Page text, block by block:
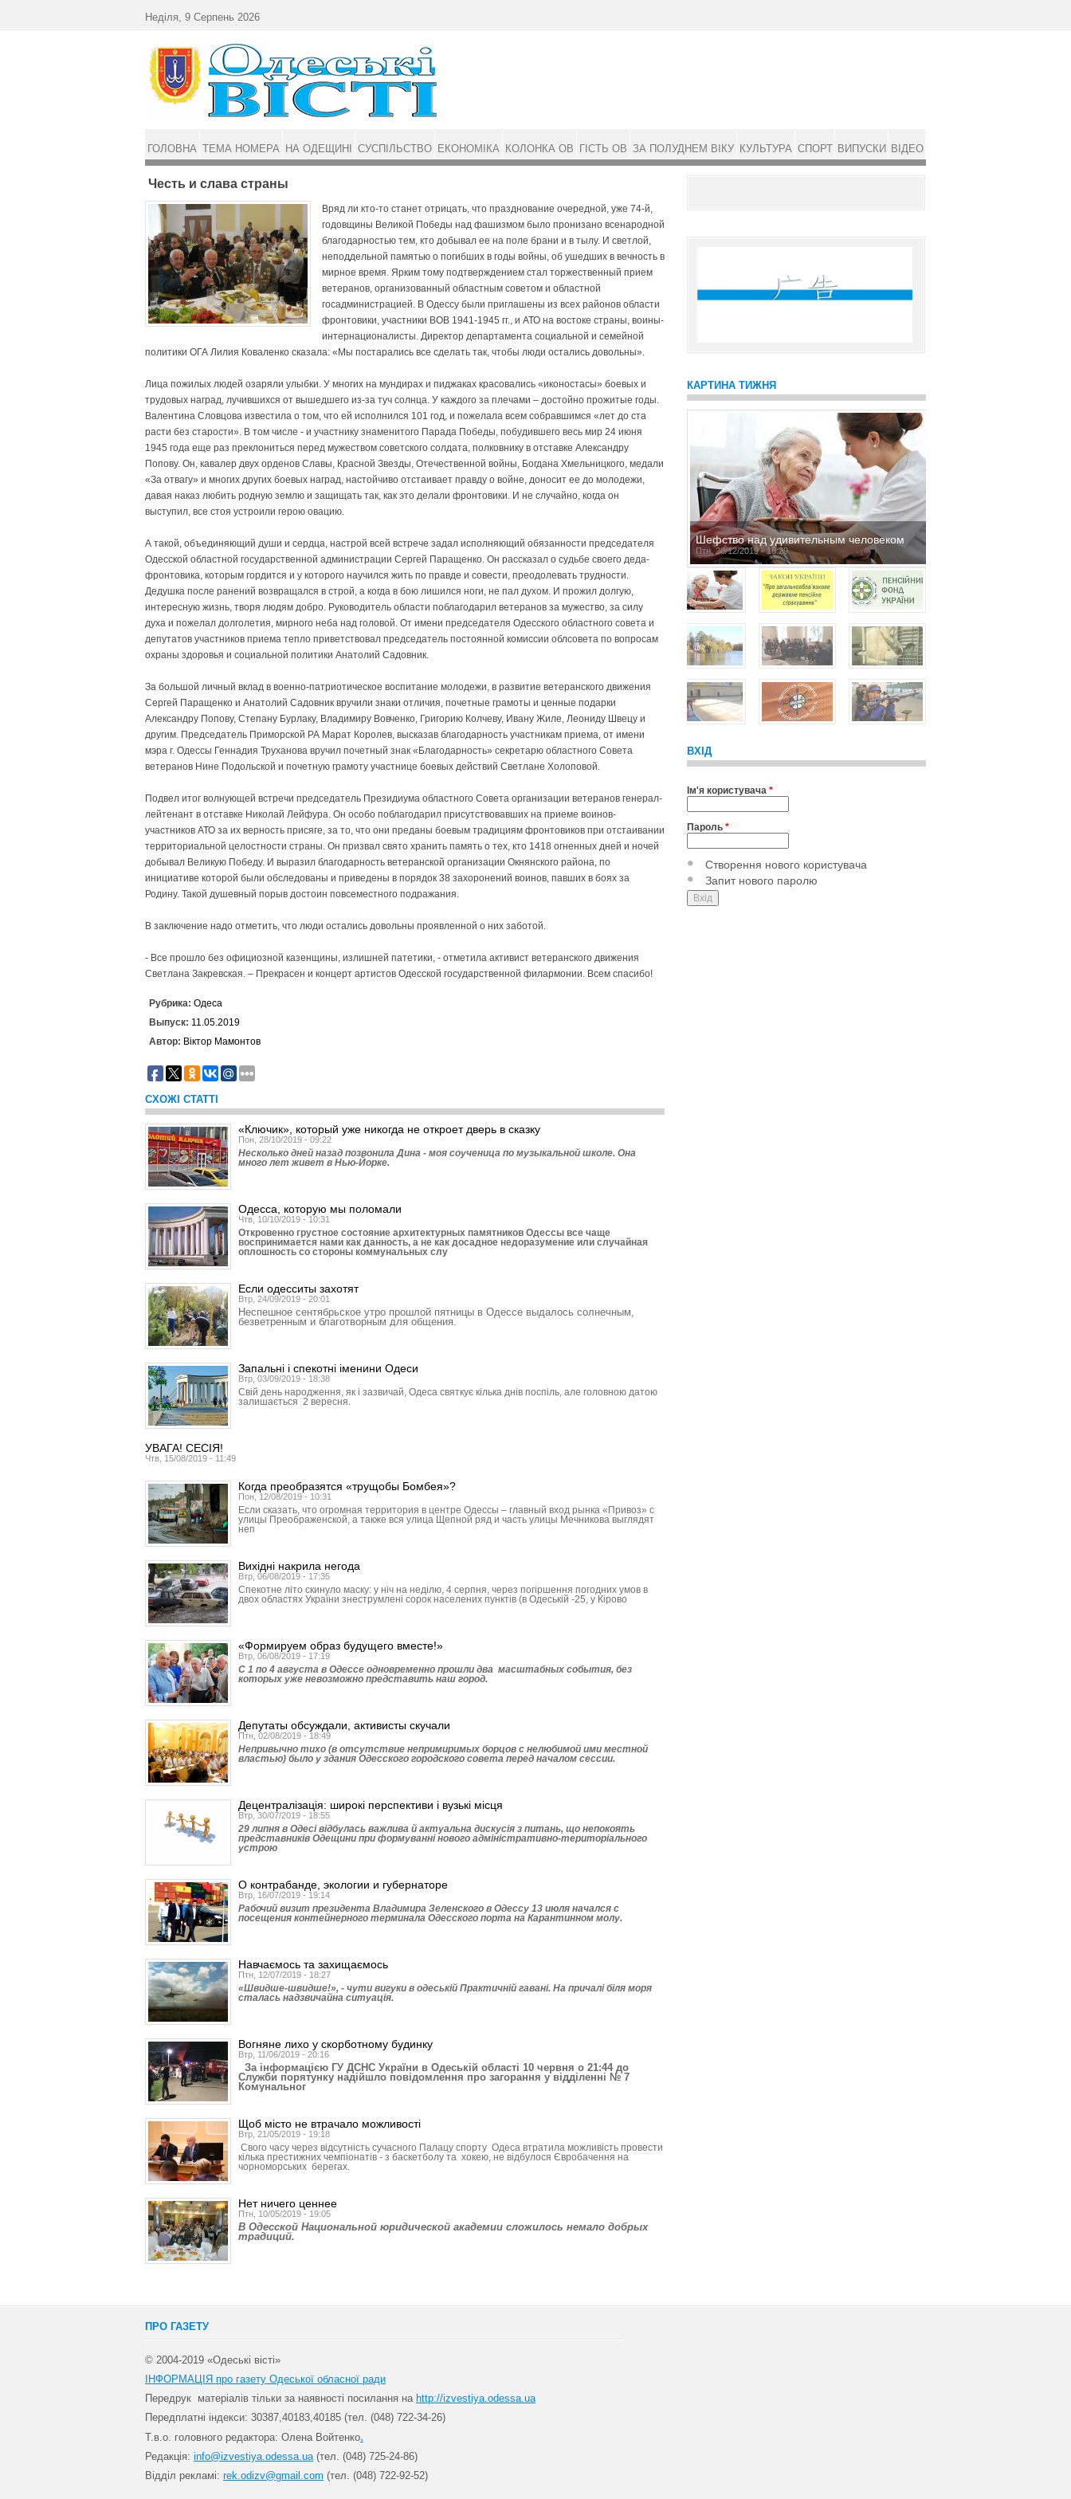
Честь и слава страны
Вряд ли кто-то станет отрицать, что празднование очередной, уже 74-й,
годовщины Великой Победы над фашизмом было пронизано всенародной
благодарностью тем, кто добывал ее на поле брани и в тылу. И светлой,
неподдельной памятью о погибших в годы войны, об ушедших в вечность в
мирное время. Ярким тому подтверждением стал торжественный прием
ветеранов, организованный областным советом и областной
госадминистрацией. В Одессу были приглашены из всех районов области
фронтовики, участники ВОВ 1941-1945 гг., и АТО на востоке страны, воины-
интернационалисты. Директор департамента социальной и семейной
политики ОГА Лилия Коваленко сказала: «Мы постарались все сделать так, чтобы люди остались довольны».
Лица пожилых людей озаряли улыбки. У многих на мундирах и пиджаках красовались «иконостасы» боевых и
трудовых наград, лучившихся от вышедшего из-за туч солнца. У каждого за плечами – достойно прожитые годы.
Валентина Словцова известила о том, что ей исполнился 101 год, и пожелала всем собравшимся «лет до ста
расти без старости». В том числе - и участнику знаменитого Парада Победы, побудившего весь мир 24 июня
1945 года еще раз преклониться перед мужеством советского солдата, полковнику в отставке Александру
Попову. Он, кавалер двух орденов Славы, Красной Звезды, Отечественной войны, Богдана Хмельницкого, медали
«За отвагу» и многих других боевых наград, настойчиво отстаивает правду о войне, доносит ее до молодежи,
давая наказ любить родную землю и защищать так, как это делали фронтовики. И не случайно, когда он
выступил, все стоя устроили герою овацию.
А такой, объединяющий души и сердца, настрой всей встрече задал исполняющий обязанности председателя
Одесской областной государственной администрации Сергей Паращенко. Он рассказал о судьбе своего деда-
фронтовика, которым гордится и у которого научился жить по правде и совести, преодолевать трудности.
Дедушка после ранений возвращался в строй, а когда в бою лишился ноги, не пал духом. И прожил долгую,
интересную жизнь, творя людям добро. Руководитель области поблагодарил ветеранов за мужество, за силу
духа и пожелал долголетия, мирного неба над головой. От имени председателя Одесского областного совета и
депутатов участников приема тепло приветствовал председатель постоянной комиссии облсовета по вопросам
охраны здоровья и социальной политики Анатолий Садовник.
За большой личный вклад в военно-патриотическое воспитание молодежи, в развитие ветеранского движения
Сергей Паращенко и Анатолий Садовник вручили знаки отличия, почетные грамоты и ценные подарки
Александру Попову, Степану Бурлаку, Владимиру Вовченко, Григорию Колчеву, Ивану Жиле, Леониду Швецу и
другим. Председатель Приморской РА Марат Королев, высказав благодарность участникам приема, от имени
мэра г. Одессы Геннадия Труханова вручил почетный знак «Благодарность» секретарю областного Совета
ветеранов Нине Подольской и почетную грамоту участнице боевых действий Светлане Холоповой.
Подвел итог волнующей встречи председатель Президиума областного Совета организации ветеранов генерал-
лейтенант в отставке Николай Лейфура. Он особо поблагодарил присутствовавших на приеме воинов-
участников АТО за их верность присяге, за то, что они преданы боевым традициям фронтовиков при отстаивании
территориальной целостности страны. Он призвал свято хранить память о тех, кто 1418 огненных дней и ночей
добывал Великую Победу. И выразил благодарность ветеранской организации Окнянского района, по
инициативе которой были обследованы и приведены в порядок 38 захоронений воинов, павших в боях за
Родину. Такой душевный порыв достоин повсеместного подражания.
В заключение надо отметить, что люди остались довольны проявленной о них заботой.
- Все прошло без официозной казенщины, излишней патетики, - отметила активист ветеранского движения
Светлана Закревская. – Прекрасен и концерт артистов Одесской государственной филармонии. Всем спасибо!
Рубрика: Одеса
Выпуск: 11.05.2019
Автор: Віктор Мамонтов
СХОЖІ СТАТТІ
«Ключик», который уже никогда не откроет дверь в сказку
Пон, 28/10/2019 - 09:22
Несколько дней назад позвонила Дина - моя соученица по музыкальной школе. Она
много лет живет в Нью-Йорке.
Одесса, которую мы поломали
Чтв, 10/10/2019 - 10:31
Откровенно грустное состояние архитектурных памятников Одессы все чаще
воспринимается нами как данность, а не как досадное недоразумение или случайная
оплошность со стороны коммунальных слу
Если одесситы захотят
Втр, 24/09/2019 - 20:01
Неспешное сентябрьское утро прошлой пятницы в Одессе выдалось солнечным,
безветренным и благотворным для общения.
Запальні і спекотні іменини Одеси
Втр, 03/09/2019 - 18:38
Свій день народження, як і зазвичай, Одеса святкує кілька днів поспіль, але головною датою
залишається 2 вересня.
УВАГА! СЕСІЯ!
Чтв, 15/08/2019 - 11:49
Когда преобразятся «трущобы Бомбея»?
Пон, 12/08/2019 - 10:31
Если сказать, что огромная территория в центре Одессы – главный вход рынка «Привоз» с
улицы Преображенской, а также вся улица Щепной ряд и часть улицы Мечникова выглядят
неп
Вихідні накрила негода
Втр, 06/08/2019 - 17:35
Спекотне літо скинуло маску: у ніч на неділю, 4 серпня, через погіршення погодних умов в
двох областях України знеструмлені сорок населених пунктів (в Одеській -25, у Кірово
«Формируем образ будущего вместе!»
Втр, 06/08/2019 - 17:19
С 1 по 4 августа в Одессе одновременно прошли два масштабных события, без
которых уже невозможно представить наш город.
Депутаты обсуждали, активисты скучали
Птн, 02/08/2019 - 18:49
Непривычно тихо (в отсутствие непримиримых борцов с нелюбимой ими местной
властью) было у здания Одесского городского совета перед началом сессии.
Децентралізація: широкі перспективи і вузькі місця
Втр, 30/07/2019 - 18:55
29 липня в Одесі відбулась важлива й актуальна дискусія з питань, що непокоять
представників Одещини при формуванні нового адміністративно-територіального
устрою
О контрабанде, экологии и губернаторе
Втр, 16/07/2019 - 19:14
Рабочий визит президента Владимира Зе­ленского в Одессу 13 июля начался с
посещения контейнерного терминала Одесского порта на Карантинном молу.
Навчаємось та захищаємось
Птн, 12/07/2019 - 18:27
«Швидше-швидше!», - чути вигуки в одеській Практичній гавані. На причалі біля моря
сталась надзвичайна ситуація.
Вогняне лихо у скорботному будинку
Втр, 11/06/2019 - 20:16
За інформацією ГУ ДСНС України в Одеській області 10 червня о 21:44 до
Служби порятунку надійшло повідомлення про загорання у відділенні № 7
Комунальног
Щоб місто не втрачало можливості
Втр, 21/05/2019 - 19:18
Свого часу через відсутність сучасного Палацу спорту Одеса втратила можливість провести
кілька престижних чемпіонатів - з баскетболу та хокею, не відбулося Євробачення на
чорноморських берегах.
Нет ничего ценнее
Птн, 10/05/2019 - 19:05
В Одесской Национальной юридической академии сложилось немало добрых
традиций.
КАРТИНА ТИЖНЯ
Шефство над удивительным человеком
Птн, 20/12/2019 - 16:29
ВХІД
Ім'я користувача *
Пароль *
Створення нового користувача
Запит нового паролю
Неділя, 9 Серпень 2026
ГОЛОВНА ТЕМА НОМЕРА НА ОДЕЩИНІ СУСПІЛЬСТВО ЕКОНОМІКА КОЛОНКА ОВ ГІСТЬ ОВ ЗА ПОЛУДНЕМ ВІКУ КУЛЬТУРА СПОРТ ВИПУСКИ ВІДЕО
ПРО ГАЗЕТУ
© 2004-2019 «Одеські вісті»
ІНФОРМАЦІЯ про газету Одеської обласної ради
Передрук матеріалів тільки за наявності посилання на http://izvestiya.odessa.ua
Передплатні індекси: 30387,40183,40185 (тел. (048) 722-34-26)
Т.в.о. головного редактора: Олена Войтенко.
Редакція: info@izvestiya.odessa.ua(тел. (048) 725-24-86)
Відділ рекламі: rek.odizv@gmail.com (тел. (048) 722-92-52)